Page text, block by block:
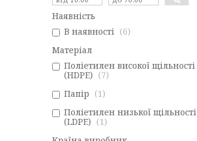
Наявність
В наявності
6
Матеріал
Поліетилен високої щільності
(HDPE)
7
Папір
1
Поліетилен низької щільності
(LDPE)
1